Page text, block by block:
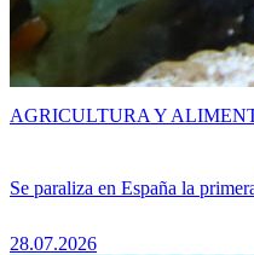
Se paraliza en España la
28.07.2026
AGRICULTURA Y